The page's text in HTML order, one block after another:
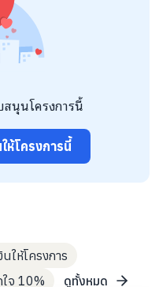
มกันอย่างสมดุล และขยาย
านการณ์ทรัพยากรธรรมชาติ
วมขับเคลื่อนและฟื้นฟูความ
ะความร่วมมือของเครือข่าย
กษ์ เช่น 1. การ
ป่าตะวันตก เพื่อเป็นฐาน
ยุดยั้งการล่า และได้ขยาย
เลี้ยงที่สำเร็จในการอยู่รอด
มเข้าใจกับชุมชน
นุนโครงการนี้
ห้โครงการนี้
ให้โครงการ
จ 10% ดูทั้งหมด